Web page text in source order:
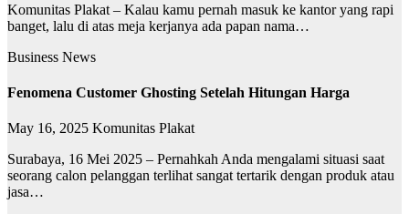
Komunitas Plakat – Kalau kamu pernah masuk ke kantor yang rapi
banget, lalu di atas meja kerjanya ada papan nama…
Business News
Fenomena Customer Ghosting Setelah Hitungan Harga
May 16, 2025 Komunitas Plakat
Surabaya, 16 Mei 2025 – Pernahkah Anda mengalami situasi saat
seorang calon pelanggan terlihat sangat tertarik dengan produk atau
jasa…